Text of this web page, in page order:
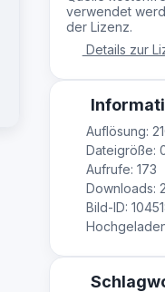
verwendet
der Lizenz.
Details zur
Auflösung:
Dateigröße:
Aufrufe: 173
Downloads:
Bild-ID: